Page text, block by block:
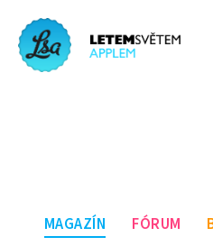
MAGAZÍN FÓRUM